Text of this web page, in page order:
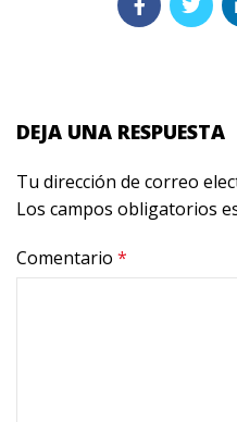
DEJA UNA RESPUESTA
Tu dirección de correo
Los campos obligatorios
Comentario *